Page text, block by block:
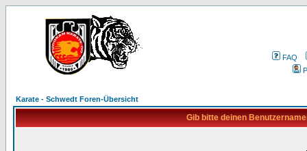
FAQ
Karate - Schwedt Foren-Übersicht
Gib bitte deinen